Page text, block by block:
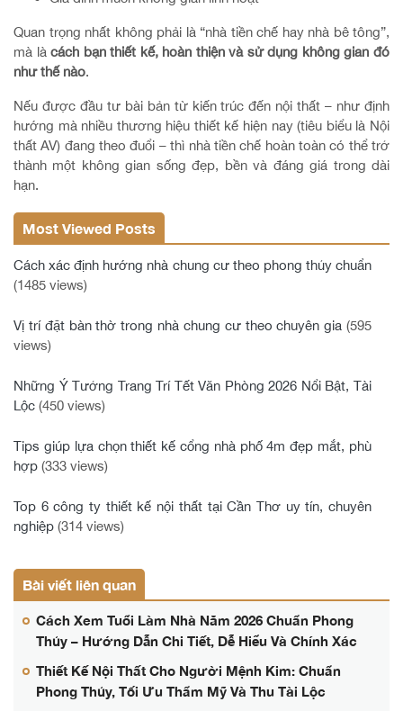
Quan trọng nhất không phải là “nhà tiền chế hay nhà bê tông”,
mà làcách bạn thiết kế, hoàn thiện và sử dụng không gian đó
như thế nào.
Nếu được đầu tư bài bản từ kiến trúc đến nội thất – như định
hướng mà nhiều thương hiệu thiết kế hiện nay (tiêu biểu là Nội
thất AV) đang theo đuổi – thì nhà tiền chế hoàn toàn có thể trở
thành một không gian sống đẹp, bền và đáng giá trong dài
hạn.
Most Viewed Posts
Cách xác định hướng nhà chung cư theo phong thủy chuẩn
(1485 views)
Vị trí đặt bàn thờ trong nhà chung cư theo chuyên gia (595
views)
Những Ý Tưởng Trang Trí Tết Văn Phòng 2026 Nổi Bật, Tài
Lộc (450 views)
Tips giúp lựa chọn thiết kế cổng nhà phố 4m đẹp mắt, phù
hợp (333 views)
Top 6 công ty thiết kế nội thất tại Cần Thơ uy tín, chuyên
nghiệp (314 views)
Bài viết liên quan
Cách Xem Tuổi Làm Nhà Năm 2026 Chuẩn Phong
Thủy – Hướng Dẫn Chi Tiết, Dễ Hiểu Và Chính Xác
Thiết Kế Nội Thất Cho Người Mệnh Kim: Chuẩn
Phong Thủy, Tối Ưu Thẩm Mỹ Và Thu Tài Lộc